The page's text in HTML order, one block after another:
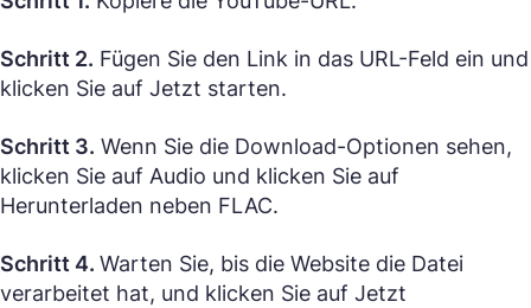
Schritt 2. Fügen Sie den Link in das URL-Feld ein und
klicken Sie auf Jetzt starten.
Schritt 3. Wenn Sie die Download-Optionen sehen,
klicken Sie auf Audio und klicken Sie auf
Herunterladen neben FLAC.
Schritt 4. Warten Sie, bis die Website die Datei
verarbeitet hat, und klicken Sie auf Jetzt